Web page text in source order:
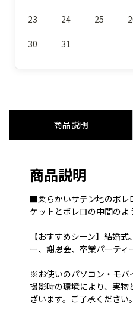
23 24 25
30 31
商品説明
商品説明
■柔らかいサテン地のボレ
ケットとボレロの中間のよ
【おすすめシーン】結婚
ー、謝恩会、卒業パーティ
※お使いのパソコン・モバ
撮影時の環境により、実
ざいます。ご了承ください。